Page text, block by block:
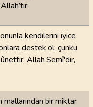
kendilerini iyice
destek ol; çünkü
Allah Semî'dir,
mallarından bir miktar